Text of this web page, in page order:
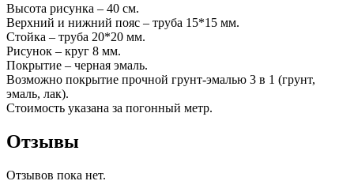
Высота рисунка – 40 см.
Верхний и нижний пояс – труба 15*15 мм.
Стойка – труба 20*20 мм.
Рисунок – круг 8 мм.
Покрытие – черная эмаль.
Возможно покрытие прочной грунт-эмалью 3 в 1 (грунт,
эмаль, лак).
Стоимость указана за погонный метр.
Отзывы
Отзывов пока нет.